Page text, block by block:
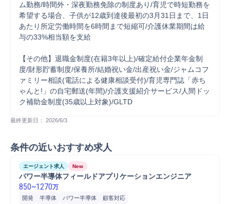
ム勤務/時間外・深夜勤務免除の制度あり/育児で時短勤務を
希望する場合、子供が12歳到達後最初の3月31日まで、1日
あたり所定労働時間を6時間まで短縮可/介護休業期間は給
与の33%相当額を支給
【その他】退職金制度(在籍3年以上)/確定給付企業年金制
度/財形貯蓄制度/保養所/結婚祝い金/出産祝い金/ジャムコフ
ァミリー相談(電話による健康相談受付)/育児専門誌「赤ち
ゃんと!」の自宅郵送(年間)/介護支援紹介サービス/人間ドッ
ク補助金制度(35歳以上対象)/GLTD
最終更新日： 2026/6/3
条件の近いおすすめ求人
エージェント求人 New
パワー半導体フィールドアプリケーションエンジニア
850~1270万
開発 半導体 パワー半導体 顧客対応